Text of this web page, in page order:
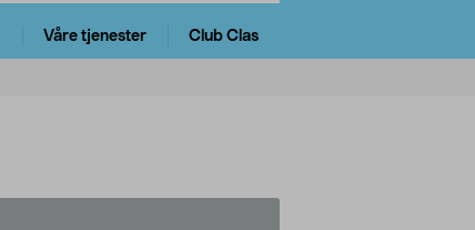
Våre tjenester Club Clas